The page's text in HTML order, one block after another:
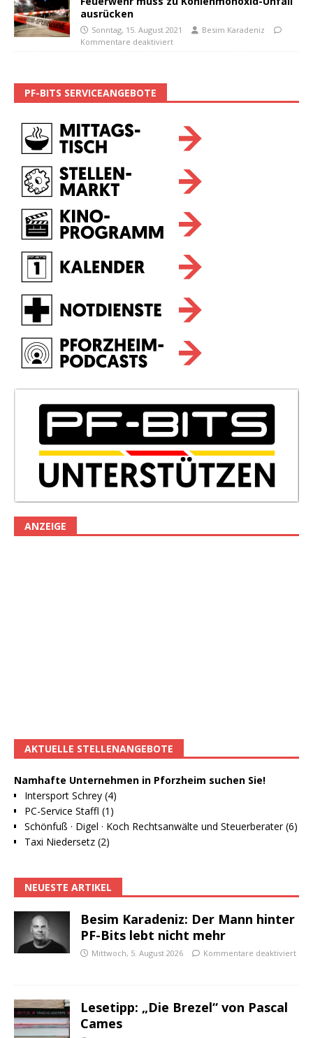
ausrücken
Sonntag, 15. August 2021
Besim Karadeniz
Kommentare deaktiviert
PF-BITS SERVICEANGEBOTE
ANZEIGE
AKTUELLE STELLENANGEBOTE
Namhafte Unternehmen in Pforzheim suchen Sie!
Intersport Schrey (4)
PC-Service Staffl (1)
Schönfuß · Digel · Koch Rechtsanwälte und Steuerberater (6)
Taxi Niedersetz (2)
NEUESTE ARTIKEL
Besim Karadeniz: Der Mann hinter
PF-Bits lebt nicht mehr
Mittwoch, 5. August 2026 Kommentare deaktiviert
Lesetipp: „Die Brezel“ von Pascal
Cames